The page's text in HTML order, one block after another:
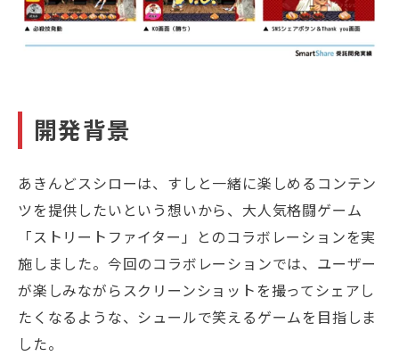
開発背景
あきんどスシローは、すしと一緒に楽しめるコンテン
ツを提供したいという想いから、大人気格闘ゲーム
「ストリートファイター」とのコラボレーションを実
施しました。今回のコラボレーションでは、ユーザー
が楽しみながらスクリーンショットを撮ってシェアし
たくなるような、シュールで笑えるゲームを目指しま
した。